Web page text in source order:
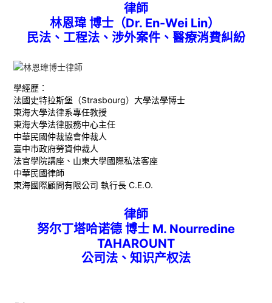
律師
林恩瑋 博士（Dr. En-Wei Lin）
民法、工程法、涉外案件、醫療消費糾紛
學經歷：
法國史特拉斯堡（Strasbourg）大學法學博士
東海大學法律系專任教授
東海大學法律服務中心主任
中華民國仲裁協會仲裁人
臺中市政府勞資仲裁人
法官學院講座、山東大學國際私法客座
中華民國律師
東海國際顧問有限公司 執行長 C.E.O.
律師
努尔丁塔哈诺德 博士 M. Nourredine
TAHAROUNT
公司法、知识产权法